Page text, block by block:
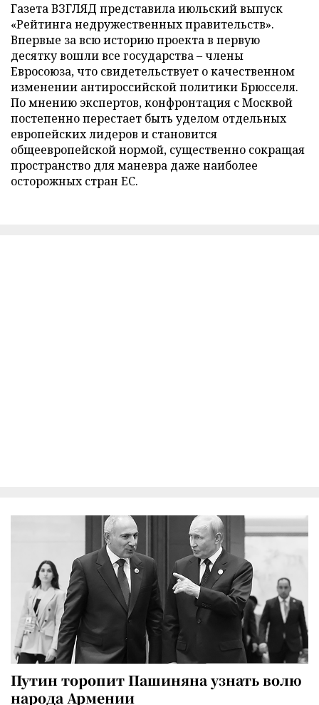
Газета ВЗГЛЯД представила июльский выпуск
«Рейтинга недружественных правительств».
Впервые за всю историю проекта в первую
десятку вошли все государства – члены
Евросоюза, что свидетельствует о качественном
изменении антироссийской политики Брюсселя.
По мнению экспертов, конфронтация с Москвой
постепенно перестает быть уделом отдельных
европейских лидеров и становится
общеевропейской нормой, существенно сокращая
пространство для маневра даже наиболее
осторожных стран ЕС.
Путин торопит Пашиняна узнать волю
народа Армении